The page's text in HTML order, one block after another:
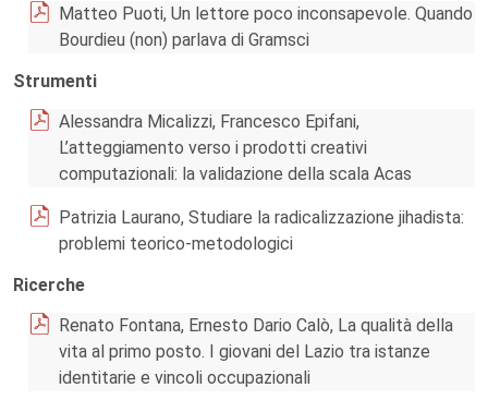
Matteo Puoti, Un lettore poco inconsapevole. Quando
Bourdieu (non) parlava di Gramsci
Strumenti
Alessandra Micalizzi, Francesco Epifani,
L’atteggiamento verso i prodotti creativi
computazionali: la validazione della scala Acas
Patrizia Laurano, Studiare la radicalizzazione jihadista:
problemi teorico-metodologici
Ricerche
Renato Fontana, Ernesto Dario Calò, La qualità della
vita al primo posto. I giovani del Lazio tra istanze
identitarie e vincoli occupazionali